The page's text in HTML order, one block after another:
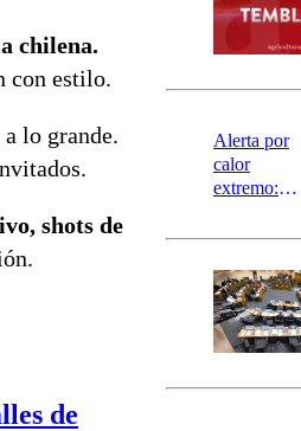
chilena.
con estilo.
lo grande.
shots de
de
activa
mensajería
SAE
Alerta por
calor
extremo:
activa
Preventiva
tres